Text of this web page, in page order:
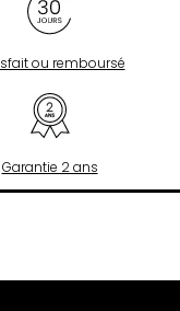
ou remboursé
Garantie 2 ans